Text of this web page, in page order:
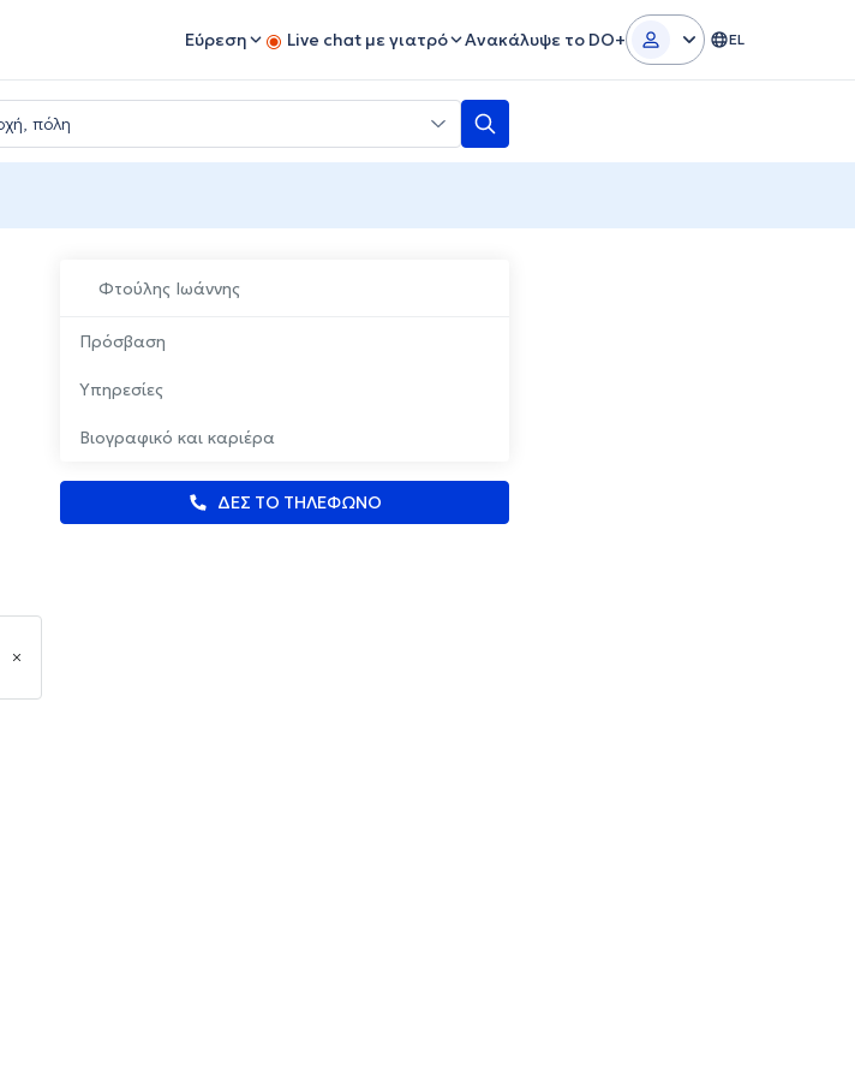
Εύρεση Live chat με γιατρό Ανακάλυψε το DO+ EL
Φτούλης Ιωάννης
Πρόσβαση
Υπηρεσίες
Βιογραφικό και καριέρα
ΔΕΣ ΤΟ ΤΗΛΕΦΩΝΟ